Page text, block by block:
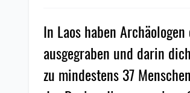
In Laos haben
ausgegraben und darin
zu mindestens 37